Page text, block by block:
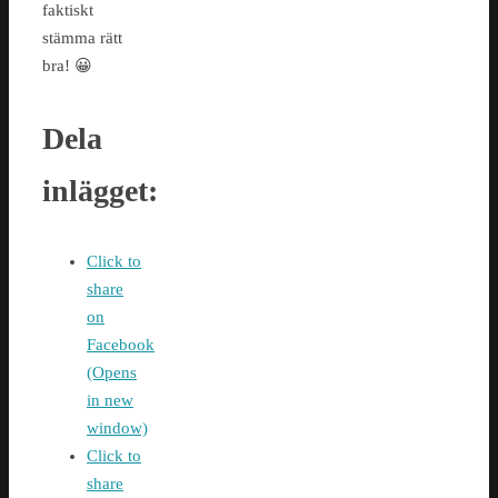
faktiskt
stämma rätt
bra! 😀
Dela
inlägget:
Click to
share
on
Facebook
(Opens
in new
window)
Click to
share